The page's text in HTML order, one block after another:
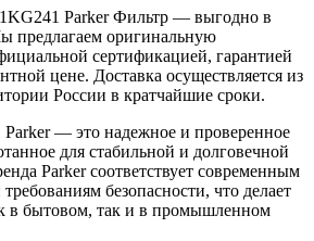
Parker Фильтр — выгодно в
предлагаем оригинальную
сертификацией, гарантией
цене. Доставка осуществляется из
России в кратчайшие сроки.
— это надежное и проверенное
для стабильной и долговечной
Parker соответствует современным
требованиям безопасности, что делает
в бытовом, так и в промышленном